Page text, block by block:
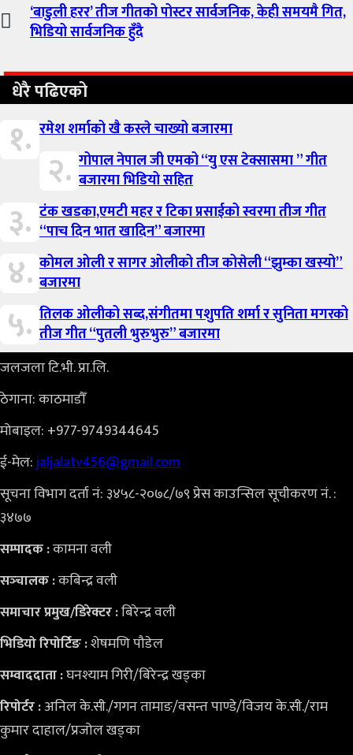
‘बाडुली हरर’ तीज गीतको पोस्टर सार्वजनिक, केही समयमै गित,
भिडियो सार्वजनिक हुँदै
धेरै पढिएको
१. रमेश शर्माको खै कस्ले चाख्यो बजारमा
२. गोपाल नेपाल जी एमको “यु एस टेक्सासमा ” गीत
बजारमा भिडियो सहित
३. टंक खडका,एमटी महर र टिका प्रसाईको स्वरमा तीज गीत
“पाच दिन भात खादिन” बजारमा
४. कोमल ओली र सागर ओलीको तीज कोसेली “झुम्का खस्यो”
बजारमा
५. तिलक ओलीको सब्द,संगीतमा पशुपति शर्मा र सुनिता मगरको
तीज गीत “पुतली भुरुभुरु” बजारमा
जलजला टि.भी. प्रा.लि.
ठेगाना: काठमाडौँ
मोबाइल: +977-9749344645
ई-मेल:jaljalatv456@gmail.com
सूचना विभाग दर्ता नं: ३४५८-२०७८/७९ प्रेस काउन्सिल सूचीकरण नं. :
३४७७
सम्पादक :कामना वली
सञ्‍चालक :कबिन्द्र वली
समाचार प्रमुख/डिरेक्टर :बिरेन्द्र वली
भिडियोरिपोर्टिङ :शेषमणि पौडेल
सम्वाददाता :घनश्याम गिरी/बिरेन्द्र खड्का
रिपोर्टर :अनिल के.सी./गगन तामाङ/वसन्त पाण्डे/विजय के.सी./राम
कुमार दाहाल/प्रजोल खड्का